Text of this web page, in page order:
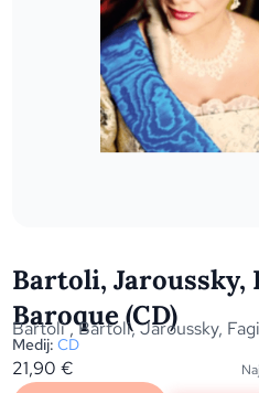
Bartoli, Jaroussky,
Baroque (CD)
Bartoli,Bartoli, Jaroussky,
Medij: CD
21,90€